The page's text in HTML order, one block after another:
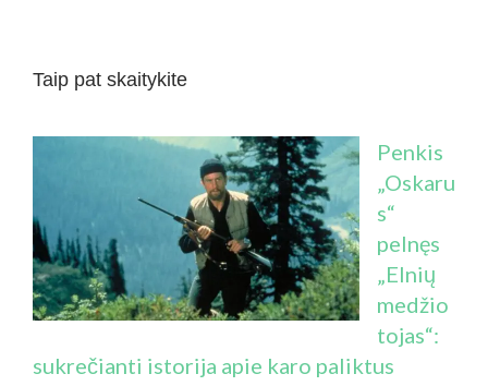
Taip pat skaitykite
Penkis
„Oskaru
s“
pelnęs
„Elnių
medžio
tojas“:
sukrečianti istorija apie karo paliktus